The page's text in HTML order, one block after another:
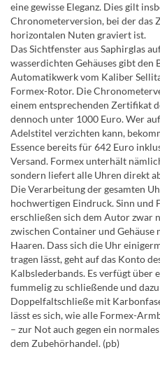
eine gewisse Eleganz. Dies gilt
Chronometerversion, bei der das
horizontalen Nuten graviert ist.
Das Sichtfenster aus Saphirglas
wasserdichten Gehäuses gibt
Automatikwerk vom Kaliber
Formex-Rotor. Die
einem entsprechenden Zertifikat
dennoch unter 1000 Euro. Wer
Adelstitel verzichten kann,
Essence bereits für 642 Euro
Versand. Formex unterhält
sondern liefert alle Uhren direkt
Die Verarbeitung der gesamten
hochwertigen Eindruck. Sinn und
erschließen sich dem Autor zwar
zwischen Container und Gehäuse
Haaren. Dass sich die Uhr
tragen lässt, geht auf das Konto
Kalbslederbands. Es verfügt
fummelig zu schließende und
Doppelfaltschließe mit
lässt es sich, wie alle Formex-
– zur Not auch gegen ein
dem Zubehörhandel. (pb)